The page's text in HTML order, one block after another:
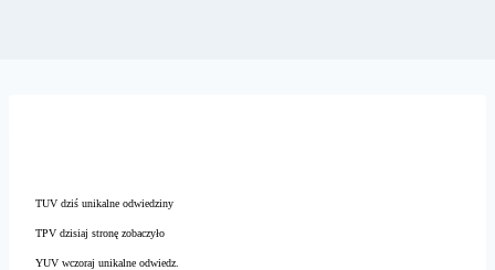
TUV dziś unikalne odwiedziny
TPV dzisiaj stronę zobaczyło
YUV wczoraj unikalne odwiedz.